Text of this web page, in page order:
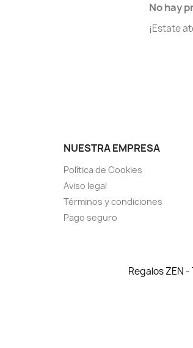
No hay
¡Estate
NUESTRA EMPRESA
Política de Cookies
Aviso legal
Términos y condiciones
Pago seguro
Regalos ZEN